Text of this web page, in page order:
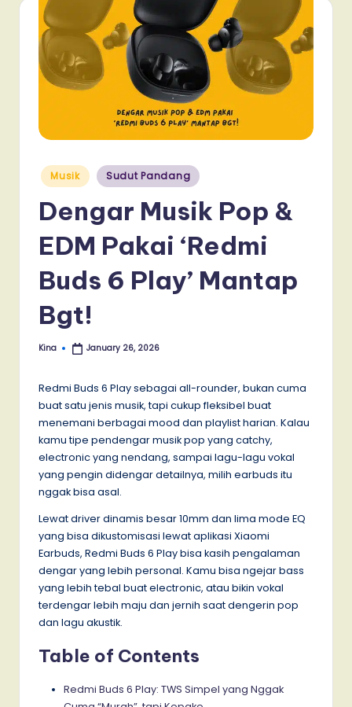
Posted
in
Musik Sudut Pandang
Dengar Musik Pop &
EDM Pakai ‘Redmi
Buds 6 Play’ Mantap
Bgt!
Posted
Kina January 26, 2026
Redmi Buds 6 Play sebagai all-rounder, bukan cuma
buat satu jenis musik, tapi cukup fleksibel buat
menemani berbagai mood dan playlist harian. Kalau
kamu tipe pendengar musik pop yang catchy,
electronic yang nendang, sampai lagu-lagu vokal
yang pengin didengar detailnya, milih earbuds itu
nggak bisa asal.
Lewat driver dinamis besar 10mm dan lima mode EQ
yang bisa dikustomisasi lewat aplikasi Xiaomi
Earbuds, Redmi Buds 6 Play bisa kasih pengalaman
dengar yang lebih personal. Kamu bisa ngejar bass
yang lebih tebal buat electronic, atau bikin vokal
terdengar lebih maju dan jernih saat dengerin pop
dan lagu akustik.
Table of Contents
Redmi Buds 6 Play: TWS Simpel yang Nggak